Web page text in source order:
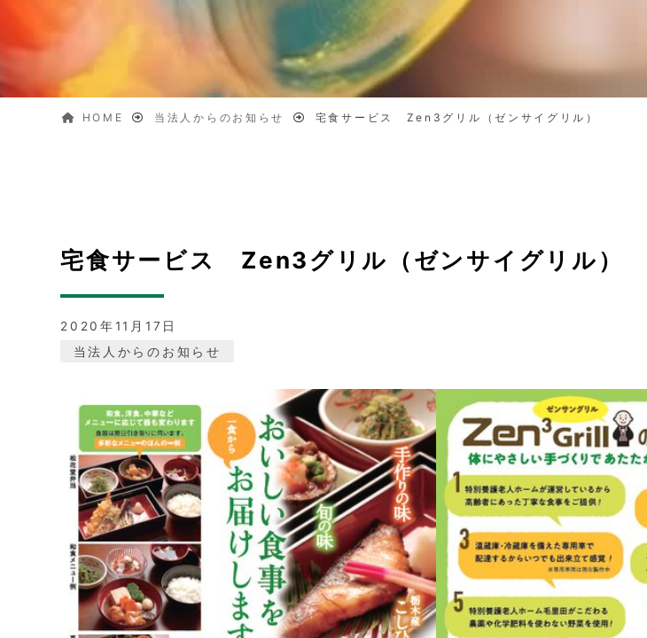
HOME 当法人からのお知らせ 宅食サービス Zen3グリル（ゼンサイグリル）
宅食サービス Zen3グリル（ゼンサイグリル）
2020年11月17日
当法人からのお知らせ